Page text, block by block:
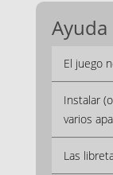
Ayuda
El juego
Instalar
varios
Las